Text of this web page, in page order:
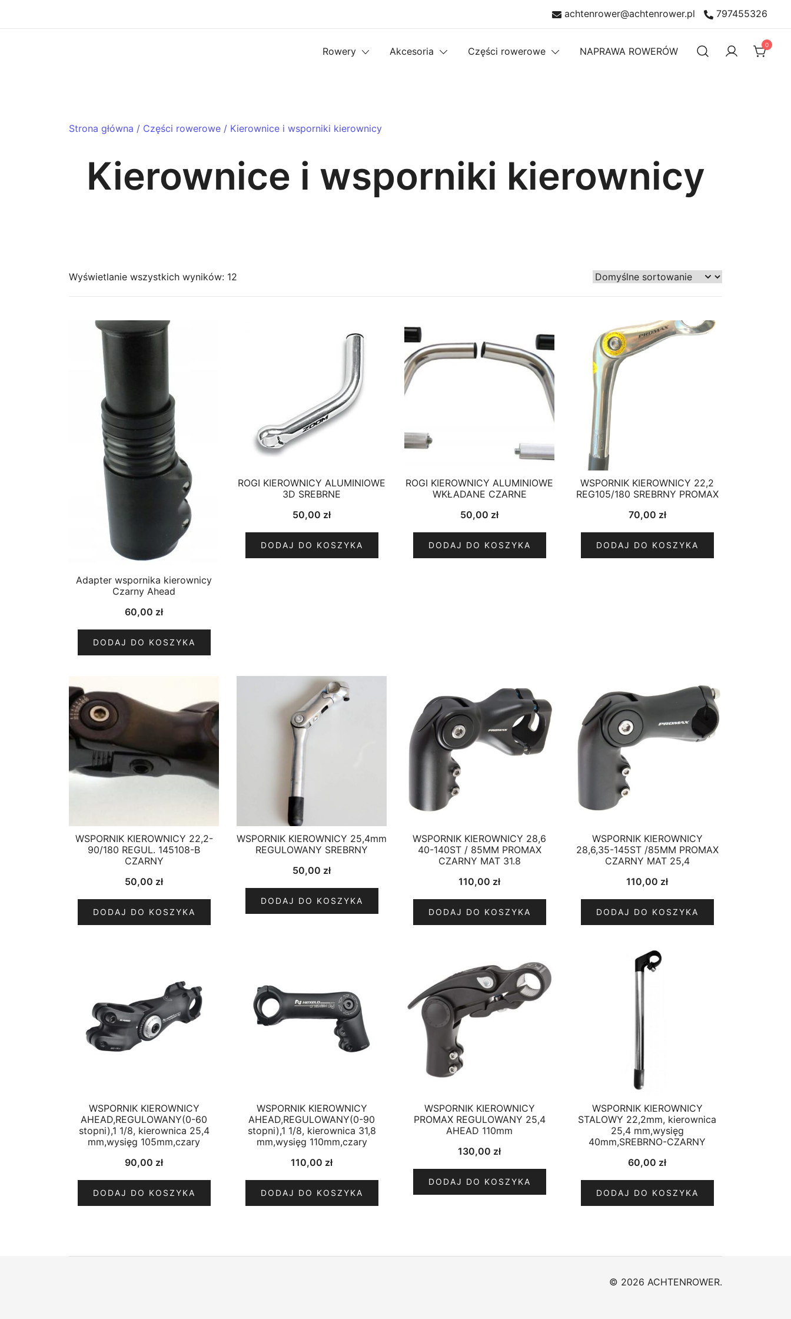
achtenrower@achtenrower.pl 797455326
Rowery Akcesoria Części rowerowe NAPRAWA ROWERÓW
0
Strona główna / Części rowerowe / Kierownice i wsporniki kierownicy
Kierownice i wsporniki kierownicy
Wyświetlanie wszystkich wyników: 12
Adapter wspornika kierownicy
Czarny Ahead
60,00 zł
DODAJ DO KOSZYKA
ROGI KIEROWNICY ALUMINIOWE
3D SREBRNE
50,00 zł
DODAJ DO KOSZYKA
ROGI KIEROWNICY ALUMINIOWE
WKŁADANE CZARNE
50,00 zł
DODAJ DO KOSZYKA
WSPORNIK KIEROWNICY 22,2
REG105/180 SREBRNY PROMAX
70,00 zł
DODAJ DO KOSZYKA
WSPORNIK KIEROWNICY 22,2-
90/180 REGUL. 145108-B
CZARNY
50,00 zł
DODAJ DO KOSZYKA
WSPORNIK KIEROWNICY 25,4mm
REGULOWANY SREBRNY
50,00 zł
DODAJ DO KOSZYKA
WSPORNIK KIEROWNICY 28,6
40-140ST / 85MM PROMAX
CZARNY MAT 31.8
110,00 zł
DODAJ DO KOSZYKA
WSPORNIK KIEROWNICY
28,6,35-145ST /85MM PROMAX
CZARNY MAT 25,4
110,00 zł
DODAJ DO KOSZYKA
WSPORNIK KIEROWNICY
AHEAD,REGULOWANY(0-60
stopni),1 1/8, kierownica 25,4
mm,wysięg 105mm,czary
90,00 zł
DODAJ DO KOSZYKA
WSPORNIK KIEROWNICY
AHEAD,REGULOWANY(0-90
stopni),1 1/8, kierownica 31,8
mm,wysięg 110mm,czary
110,00 zł
DODAJ DO KOSZYKA
WSPORNIK KIEROWNICY
PROMAX REGULOWANY 25,4
AHEAD 110mm
130,00 zł
DODAJ DO KOSZYKA
WSPORNIK KIEROWNICY
STALOWY 22,2mm, kierownica
25,4 mm,wysięg
40mm,SREBRNO-CZARNY
60,00 zł
DODAJ DO KOSZYKA
© 2026 ACHTENROWER.